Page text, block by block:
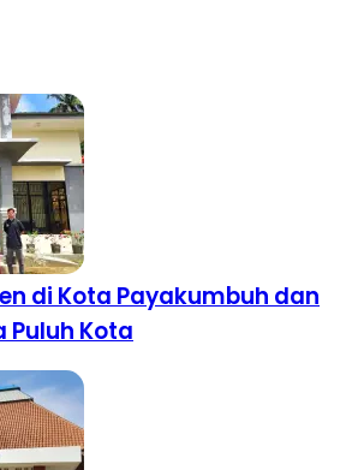
di Kota Payakumbuh dan
Puluh Kota